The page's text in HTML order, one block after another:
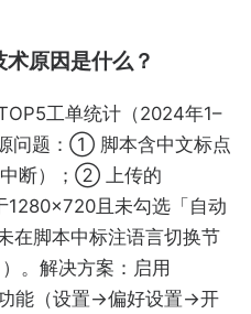
原因是什么？
工单统计（2024年1–
问题：① 脚本含中文标点
中断）；② 上传的
1280×720且未勾选「自动
脚本中标注语言切换节
。解决方案：启用
能（设置→偏好设置→开